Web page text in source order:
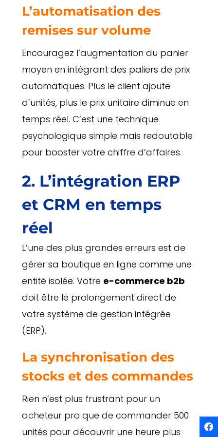
L’automatisation des
remises sur volume
Encouragez l’augmentation du panier
moyen en intégrant des paliers de prix
automatiques. Plus le client ajoute
d’unités, plus le prix unitaire diminue en
temps réel. C’est une technique
psychologique simple mais redoutable
pour booster votre chiffre d’affaires.
2. L’intégration ERP
et CRM en temps
réel
L’une des plus grandes erreurs est de
gérer sa boutique en ligne comme une
entité isolée. Votre e-commerce b2b
doit être le prolongement direct de
votre système de gestion intégrée
(ERP).
La synchronisation des
stocks et des commandes
Rien n’est plus frustrant pour un
acheteur pro que de commander 500
unités pour découvrir une heure plus